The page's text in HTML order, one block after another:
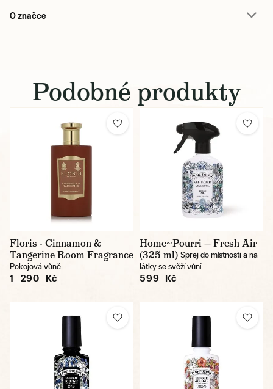
O značce
Podobné produkty
Floris - Cinnamon &
Tangerine Room Fragrance
Pokojová vůně
1 290 Kč
Home~Pourri — Fresh Air
(325 ml) Sprej do místnosti a na
látky se svěží vůní
599 Kč